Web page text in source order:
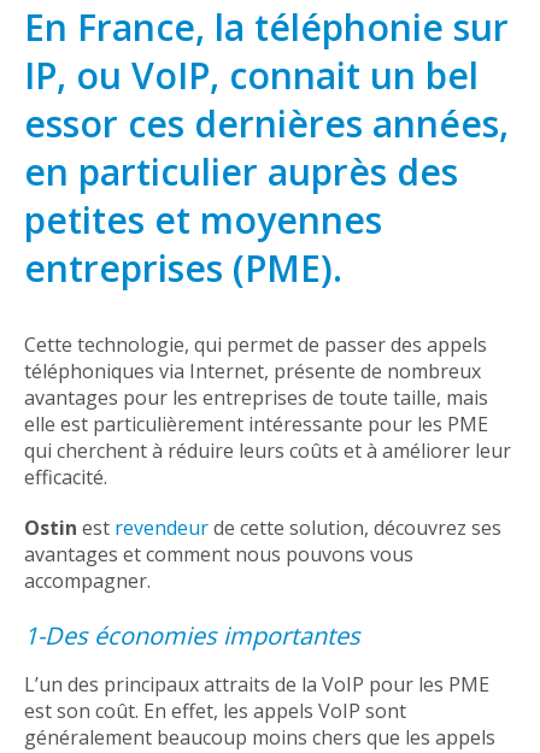
En France, la téléphonie sur
IP, ou VoIP, connait un bel
essor ces dernières années,
en particulier auprès des
petites et moyennes
entreprises (PME).
Cette technologie, qui permet de passer des appels
téléphoniques via Internet, présente de nombreux
avantages pour les entreprises de toute taille, mais
elle est particulièrement intéressante pour les PME
qui cherchent à réduire leurs coûts et à améliorer leur
efficacité.
Ostin est revendeurde cette solution, découvrez ses
avantages et comment nous pouvons vous
accompagner.
1-Des économies importantes
L’un des principaux attraits de la VoIP pour les PME
est son coût. En effet, les appels VoIP sont
généralement beaucoup moins chers que les appels